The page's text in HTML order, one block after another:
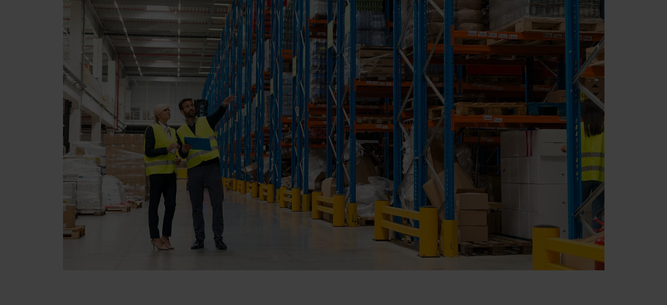
Cosmétiques et bien-être
Bijoux et accessoires
Compléments alimentaires
Mode & Lifestyle
PlentyONE Fulfillment
Otto Fulfillment
Magento Fulfillment (Adobe Commerce)
Shopware Fulfillment
Strato Fulfillment
PrestaShop Fulfillment
Toutes les intégrations